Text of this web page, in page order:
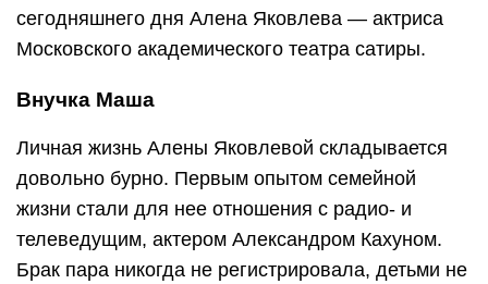
сегодняшнего дня Алена Яковлева — актриса
Московского академического театра сатиры.
Внучка Маша
Личная жизнь Алены Яковлевой складывается
довольно бурно. Первым опытом семейной
жизни стали для нее отношения с радио- и
телеведущим, актером Александром Кахуном.
Брак пара никогда не регистрировала, детьми не